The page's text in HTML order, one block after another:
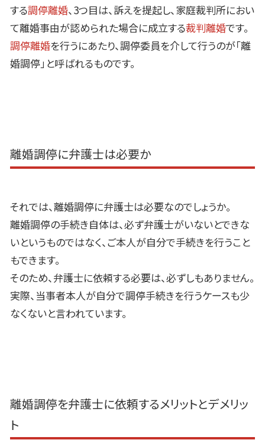
する調停離婚、 3つ目は、訴えを提起し、家庭裁判所におい
て離婚事由が認められた場合に成立する裁判離婚です。
調停離婚を行うにあたり、調停委員を介して行うのが「離
婚調停」と呼ばれるものです。
離婚調停に弁護士は必要か
それでは、離婚調停に弁護士は必要なのでしょうか。
離婚調停の手続き自体は、必ず弁護士がいないとできな
いというものではなく、ご本人が自分で手続きを行うこと
もできます。
そのため、弁護士に依頼する必要は、必ずしもありません。
実際、当事者本人が自分で調停手続きを行うケースも少
なくないと言われています。
離婚調停を弁護士に依頼するメリットとデメリッ
ト